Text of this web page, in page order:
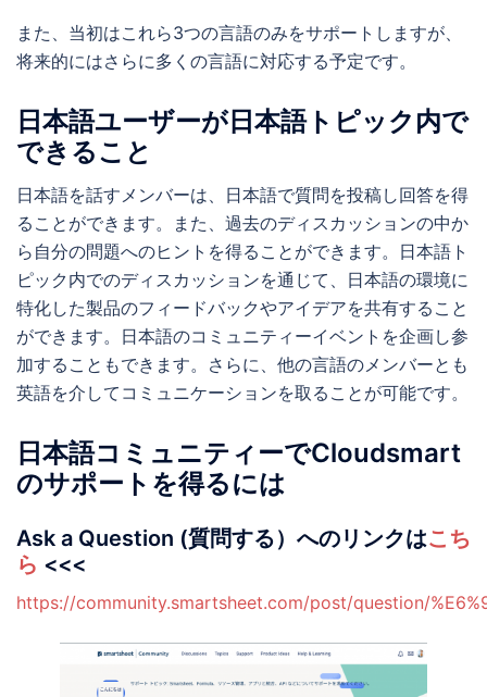
また、当初はこれら3つの言語のみをサポートしますが、
将来的にはさらに多くの言語に対応する予定です。
日本語ユーザーが日本語トピック内で
できること
日本語を話すメンバーは、日本語で質問を投稿し回答を得
ることができます。また、過去のディスカッションの中か
ら自分の問題へのヒントを得ることができます。日本語ト
ピック内でのディスカッションを通じて、日本語の環境に
特化した製品のフィードバックやアイデアを共有すること
ができます。日本語のコミュニティーイベントを企画し参
加することもできます。さらに、他の言語のメンバーとも
英語を介してコミュニケーションを取ることが可能です。
日本語コミュニティーでCloudsmart
のサポートを得るには
Ask a Question (質問する）へのリンクはこち
ら <<<
https://community.smartsheet.com/post/question/